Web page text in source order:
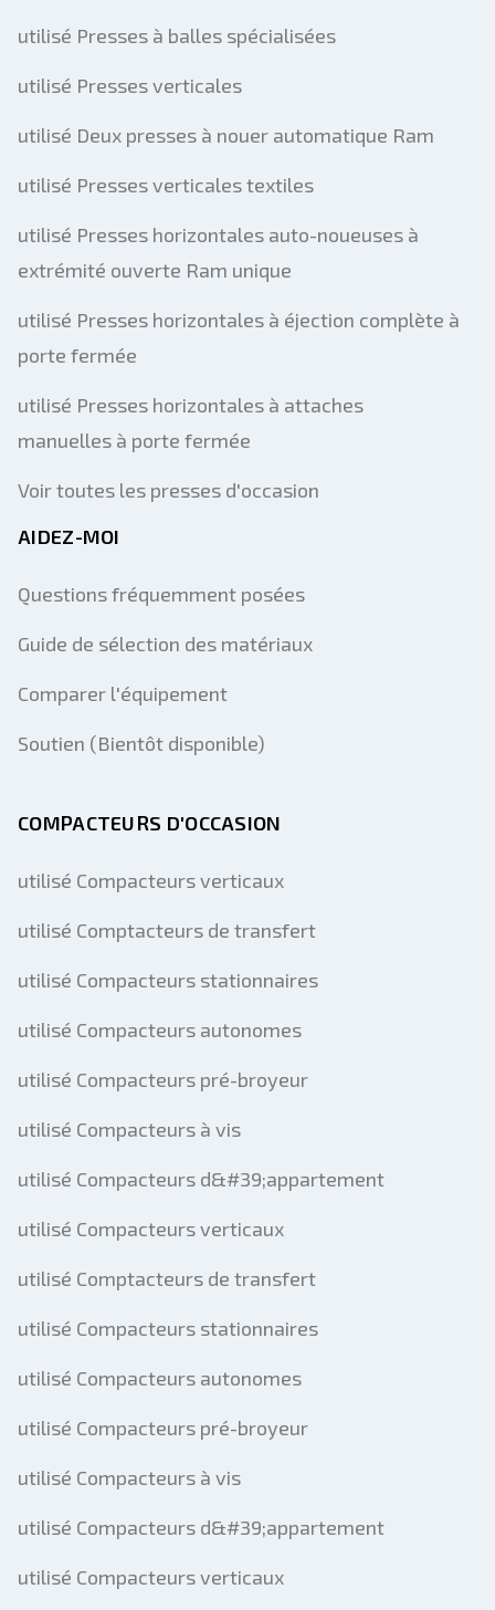
utilisé Presses à balles spécialisées
utilisé Presses verticales
utilisé Deux presses à nouer automatique Ram
utilisé Presses verticales textiles
utilisé Presses horizontales auto-noueuses à
extrémité ouverte Ram unique
utilisé Presses horizontales à éjection complète à
porte fermée
utilisé Presses horizontales à attaches
manuelles à porte fermée
Voir toutes les presses d'occasion
AIDEZ-MOI
Questions fréquemment posées
Guide de sélection des matériaux
Comparer l'équipement
Soutien (Bientôt disponible)
COMPACTEURS D'OCCASION
utilisé Compacteurs verticaux
utilisé Comptacteurs de transfert
utilisé Compacteurs stationnaires
utilisé Compacteurs autonomes
utilisé Compacteurs pré-broyeur
utilisé Compacteurs à vis
utilisé Compacteurs d&#39;appartement
utilisé Compacteurs verticaux
utilisé Comptacteurs de transfert
utilisé Compacteurs stationnaires
utilisé Compacteurs autonomes
utilisé Compacteurs pré-broyeur
utilisé Compacteurs à vis
utilisé Compacteurs d&#39;appartement
utilisé Compacteurs verticaux